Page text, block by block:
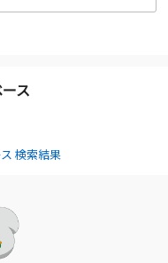
ス
検索結果